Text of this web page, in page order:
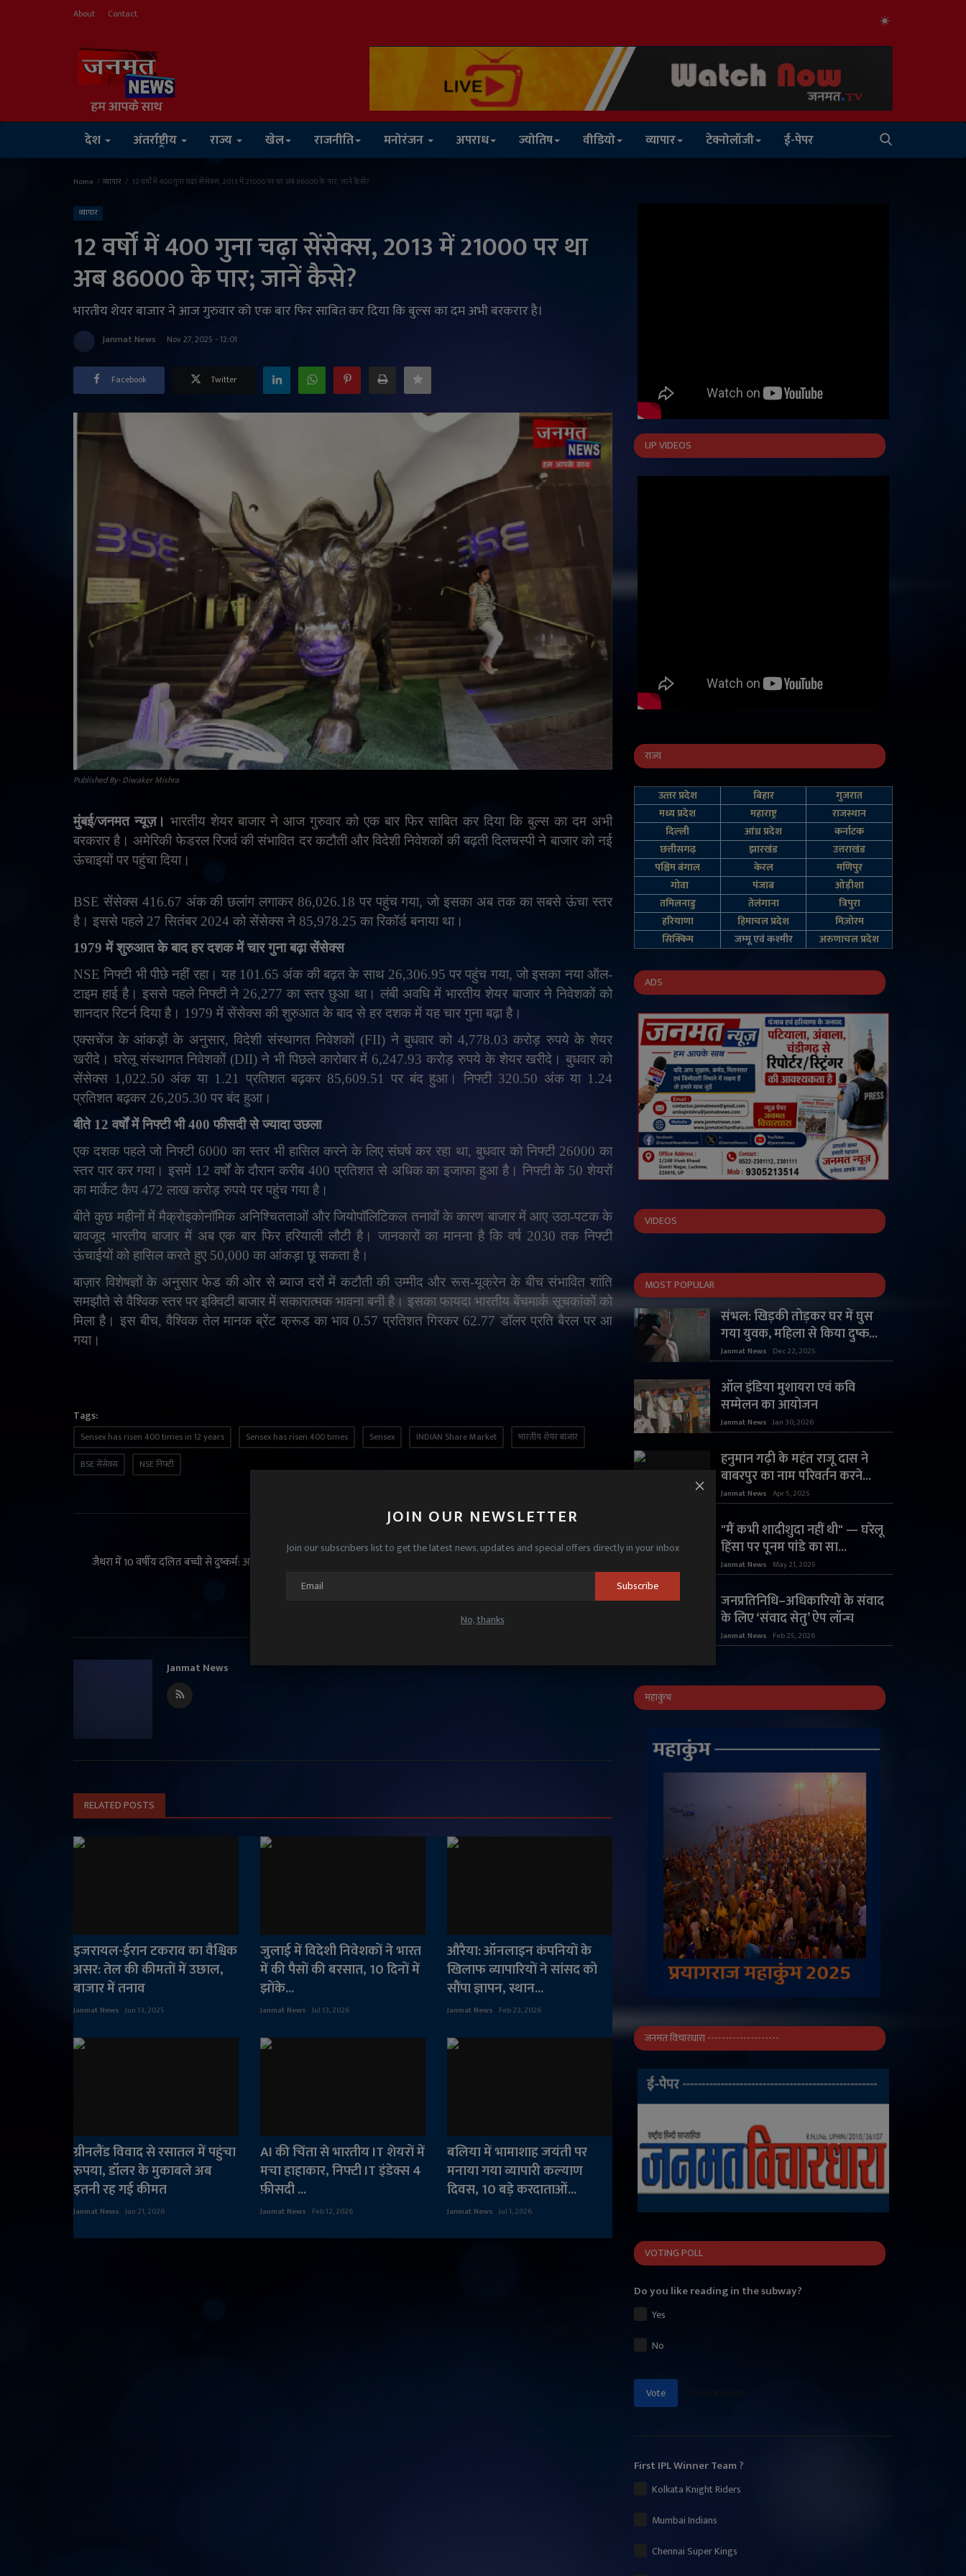
About Contact
देश अंतर्राष्ट्रीय राज्य खेल राजनीति मनोरंजन अपराध ज्योतिष वीडियो व्यापार टेक्नोलॉजी ई-पेपर
JOIN OUR NEWSLETTER
Join our subscribers list to get the latest news, updates and special offers directly in your inbox
Subscribe
No, thanks
Home व्यापार 12 वर्षों में 400 गुना चढ़ा सेंसेक्स, 2013 में 21000 पर था अब 86000 के पार; जानें कैसे?
व्यापार
12 वर्षों में 400 गुना चढ़ा सेंसेक्स, 2013 में 21000 पर था
अब 86000 के पार; जानें कैसे?
भारतीय शेयर बाजार ने आज गुरुवार को एक बार फिर साबित कर दिया कि बुल्स का दम अभी बरकरार है।
Janmat News Nov 27, 2025 - 12:01
Facebook Twitter
Published By- Diwaker Mishra
मुंबई/जनमत न्यूज़। भारतीय शेयर बाजार ने आज गुरुवार को एक बार फिर साबित कर दिया कि बुल्स का दम अभी
बरकरार है। अमेरिकी फेडरल रिजर्व की संभावित दर कटौती और विदेशी निवेशकों की बढ़ती दिलचस्पी ने बाजार को नई
ऊंचाइयों पर पहुंचा दिया।
BSE सेंसेक्स 416.67 अंक की छलांग लगाकर 86,026.18 पर पहुंच गया,जो इसका अब तक का सबसे ऊंचा स्तर
है। इससे पहले 27 सितंबर 2024 को सेंसेक्स ने 85,978.25 का रिकॉर्ड बनाया था।
1979 में शुरुआत के बाद हर दशक में चार गुना बढ़ा सेंसेक्स
NSE निफ्टी भी पीछे नहीं रहा। यह 101.65 अंक की बढ़त के साथ 26,306.95 पर पहुंच गया,जो इसका नया ऑल-
टाइम हाई है। इससे पहले निफ्टी ने 26,277 का स्तर छुआ था। लंबी अवधि में भारतीय शेयर बाजार ने निवेशकों को
शानदार रिटर्न दिया है। 1979 में सेंसेक्स की शुरुआत के बाद से हर दशक में यह चार गुना बढ़ा है।
एक्सचेंज के आंकड़ों के अनुसार,विदेशी संस्थागत निवेशकों (FII) ने बुधवार को 4,778.03 करोड़ रुपये के शेयर
खरीदे। घरेलू संस्थागत निवेशकों (DII) ने भी पिछले कारोबार में 6,247.93 करोड़ रुपये के शेयर खरीदे। बुधवार को
सेंसेक्स 1,022.50 अंक या 1.21 प्रतिशत बढ़कर 85,609.51 पर बंद हुआ। निफ्टी 320.50 अंक या 1.24
प्रतिशत बढ़कर 26,205.30 पर बंद हुआ।
बीते 12 वर्षों में निफ्टी भी 400 फीसदी से ज्यादा उछला
एक दशक पहले जो निफ्टी 6000 का स्तर भी हासिल करने के लिए संघर्ष कर रहा था, बुधवार को निफ्टी 26000 का
स्तर पार कर गया। इसमें 12 वर्षों के दौरान करीब 400 प्रतिशत से अधिक का इजाफा हुआ है। निफ्टी के 50 शेयरों
का मार्केट कैप 472 लाख करोड़ रुपये पर पहुंच गया है।
बीते कुछ महीनों में मैक्रोइकोनॉमिक अनिश्चितताओं और जियोपॉलिटिकल तनावों के कारण बाजार में आए उठा-पटक के
बावजूद भारतीय बाजार में अब एक बार फिर हरियाली लौटी है। जानकारों का मानना है कि वर्ष 2030 तक निफ्टी
ऊंचाईयों को हासिल करते हुए 50,000 का आंकड़ा छू सकता है।
बाज़ार विशेषज्ञों के अनुसार फेड की ओर से ब्याज दरों में कटौती की उम्मीद और रूस-यूक्रेन के बीच संभावित शांति
समझौते से वैश्विक स्तर पर इक्विटी बाजार में सकारात्मक भावना बनी है। इसका फायदा भारतीय बेंचमार्क सूचकांकों को
मिला है। इस बीच,वैश्विक तेल मानक ब्रेंट क्रूड का भाव 0.57 प्रतिशत गिरकर 62.77 डॉलर प्रति बैरल पर आ
गया।
Tags:
Sensex has risen 400 times in 12 years Sensex has risen 400 times Sensex INDIAN Share Market
भारतीय शेयर बाजार
BSE सेंसेक्स
NSE निफ्टी
जैथरा में 10 वर्षीय दलित बच्ची से दुष्कर्म: आरोपी गिरफ्तार, गांव में
दहशत का माहौल
Janmat News
RELATED POSTS
इजरायल-ईरान टकराव का वैश्विक
असर: तेल की कीमतों में उछाल,
बाजार में तनाव
Janmat News Jun 13, 2025
जुलाई में विदेशी निवेशकों ने भारत
में की पैसों की बरसात, 10 दिनों में
झोंके...
Janmat News Jul 13, 2026
औरैया: ऑनलाइन कंपनियों के
खिलाफ व्यापारियों ने सांसद को
सौंपा ज्ञापन, स्थान...
Janmat News Feb 23, 2026
ग्रीनलैंड विवाद से रसातल में पहुंचा
रुपया, डॉलर के मुकाबले अब
इतनी रह गई कीमत
Janmat News Jan 21, 2026
AI की चिंता से भारतीय IT शेयरों में
मचा हाहाकार, निफ्टी IT इंडेक्स 4
फ़ीसदी ...
Janmat News Feb 12, 2026
बलिया में भामाशाह जयंती पर
मनाया गया व्यापारी कल्याण
दिवस, 10 बड़े करदाताओं...
Janmat News Jul 1, 2026
UP VIDEOS
राज्य
उत्‍तर प्रदेश बिहार
गुजरात
मध्य प्रदेश
महाराष्ट्र
राजस्थान
दिल्‍ली
आंध्र प्रदेश
कर्नाटक
छत्तीसगढ़
झारखंड
उत्तराखंड
पश्चिम बंगाल
केरल
मणिपुर
गोवा
पंजाब
ओड़ीशा
तमिलनाडु
तेलंगाना
त्रिपुरा
हरियाणा
हिमाचल प्रदेश
मिज़ोरम
सिक्किम
जम्‍मू एवं कश्‍मीर अरुणाचल प्रदेश
ADS
VIDEOS
MOST POPULAR
संभल: खिड़की तोड़कर घर में घुस
गया युवक, महिला से किया दुष्क...
Janmat News Dec 22, 2025
ऑल इंडिया मुशायरा एवं कवि
सम्मेलन का आयोजन
Janmat News Jan 30, 2026
हनुमान गढ़ी के महंत राजू दास ने
बाबरपुर का नाम परिवर्तन करने...
Janmat News Apr 5, 2025
"मैं कभी शादीशुदा नहीं थी" — घरेलू
हिंसा पर पूनम पांडे का सा...
Janmat News May 21, 2025
जनप्रतिनिधि–अधिकारियों के संवाद
के लिए ‘संवाद सेतु’ ऐप लॉन्च
Janmat News Feb 25, 2026
महाकुंभ
जनमत विचारधारा --------------------
VOTING POLL
Do you like reading in the subway?
Yes
No
Vote
First IPL Winner Team ?
Kolkata Knight Riders
Mumbai Indians
Chennai Super Kings